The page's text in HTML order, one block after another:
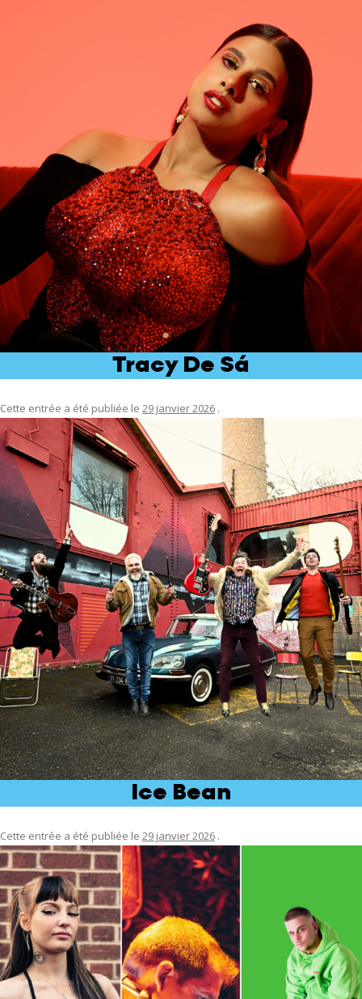
Tracy De Sá
Cette entrée a été publiée le 29 janvier 2026 .
Ice Bean
Cette entrée a été publiée le 29 janvier 2026 .